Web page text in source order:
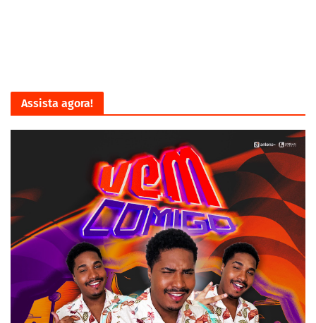
Assista agora!